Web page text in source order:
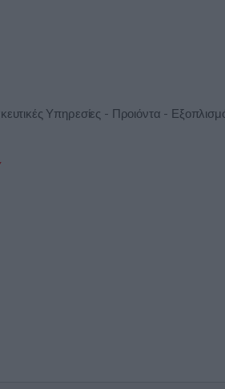
Υπηρεσίες - Προιόντα -